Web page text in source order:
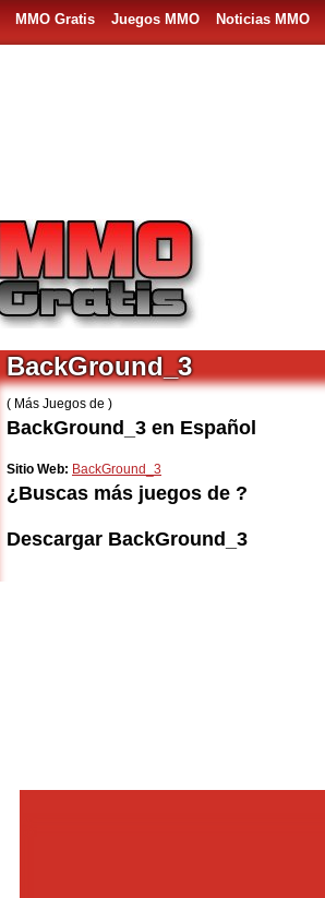
MMO Gratis Juegos MMO Noticias MMO
BackGround_3
( Más Juegos de )
BackGround_3 en Español
Sitio Web: BackGround_3
¿Buscas más juegos de ?
Descargar BackGround_3